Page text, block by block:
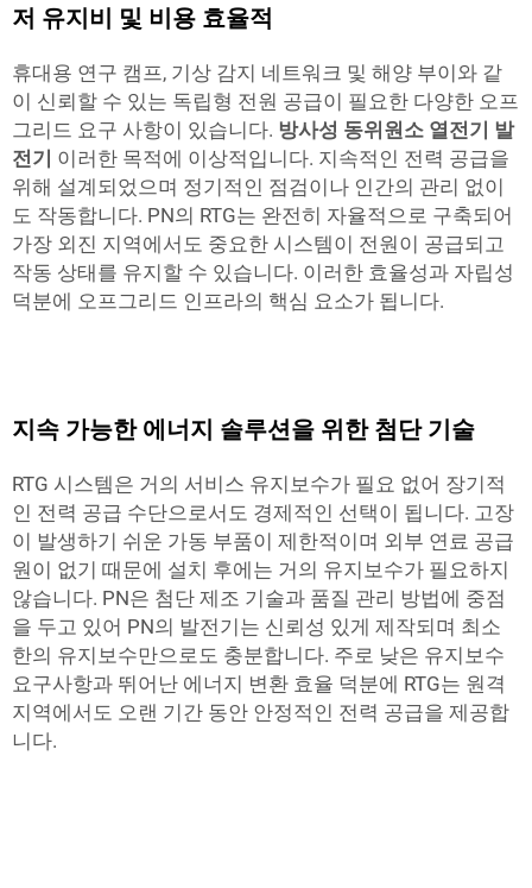
저 유지비 및 비용 효율적
휴대용 연구 캠프, 기상 감지 네트워크 및 해양 부이와 같
이 신뢰할 수 있는 독립형 전원 공급이 필요한 다양한 오프
그리드 요구 사항이 있습니다. 방사성 동위원소 열전기 발
전기 이러한 목적에 이상적입니다. 지속적인 전력 공급을
위해 설계되었으며 정기적인 점검이나 인간의 관리 없이
도 작동합니다. PN의 RTG는 완전히 자율적으로 구축되어
가장 외진 지역에서도 중요한 시스템이 전원이 공급되고
작동 상태를 유지할 수 있습니다. 이러한 효율성과 자립성
덕분에 오프그리드 인프라의 핵심 요소가 됩니다.
지속 가능한 에너지 솔루션을 위한 첨단 기술
RTG 시스템은 거의 서비스 유지보수가 필요 없어 장기적
인 전력 공급 수단으로서도 경제적인 선택이 됩니다. 고장
이 발생하기 쉬운 가동 부품이 제한적이며 외부 연료 공급
원이 없기 때문에 설치 후에는 거의 유지보수가 필요하지
않습니다. PN은 첨단 제조 기술과 품질 관리 방법에 중점
을 두고 있어 PN의 발전기는 신뢰성 있게 제작되며 최소
한의 유지보수만으로도 충분합니다. 주로 낮은 유지보수
요구사항과 뛰어난 에너지 변환 효율 덕분에 RTG는 원격
지역에서도 오랜 기간 동안 안정적인 전력 공급을 제공합
니다.